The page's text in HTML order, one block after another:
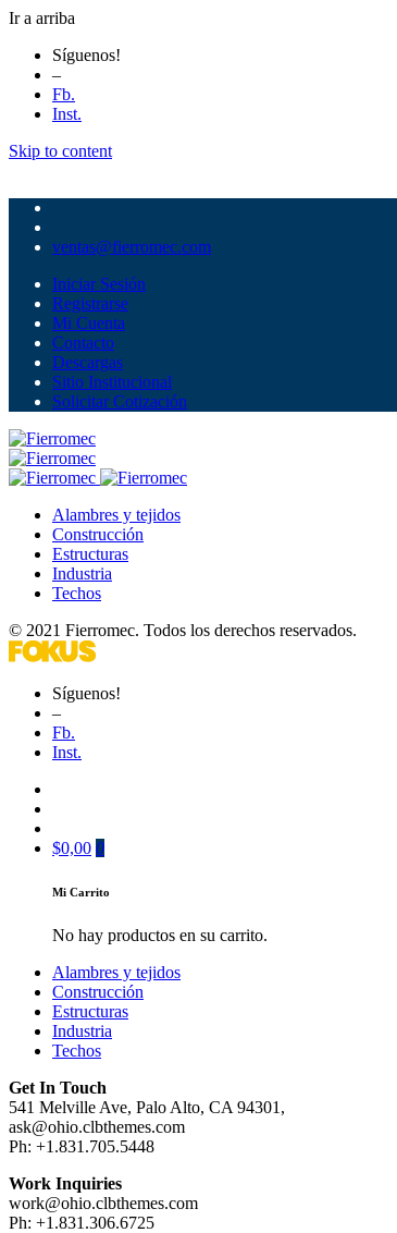
Ir a arriba
Síguenos!
–
Fb.
Inst.
Skip to content
ventas@fierromec.com
Iniciar Sesión
Registrarse
Mi Cuenta
Contacto
Descargas
Sitio Institucional
Solicitar Cotización
Alambres y tejidos
Construcción
Estructuras
Industria
Techos
© 2021 Fierromec. Todos los derechos reservados.
Síguenos!
–
Fb.
Inst.
$0,00 0
Mi Carrito
No hay productos en su carrito.
Alambres y tejidos
Construcción
Estructuras
Industria
Techos
Get In Touch
541 Melville Ave, Palo Alto, CA 94301,
ask@ohio.clbthemes.com
Ph: +1.831.705.5448
Work Inquiries
work@ohio.clbthemes.com
Ph: +1.831.306.6725